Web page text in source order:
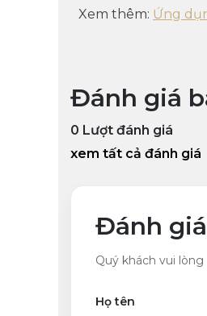
Xem thêm: Ứng
Đánh giá
0 Lượt đánh giá
xem tất cả đánh giá
Đánh
Quý khách vui
Họ tên